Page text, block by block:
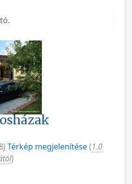
Térkép megjelenítése(1.0
)